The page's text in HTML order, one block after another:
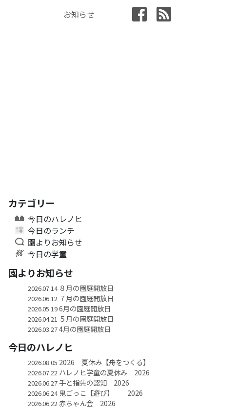
お知らせ
カテゴリー
今日のハレノヒ
今日のランチ
園よりお知らせ
今日の学童
園よりお知らせ
2026.07.14８月の園庭開放日
2026.06.12 ７月の園庭開放日
2026.05.196月の園庭開放日
2026.04.21 ５月の園庭開放日
2026.03.274月の園庭開放日
今日のハレノヒ
2026.08.05 2026 夏休み【舟をつくる】
2026.07.22 ハレノヒ学童の夏休み 2026
2026.06.27手と指先の認知 2026
2026.06.24鬼ごっこ【遊び】 2026
2026.06.22 赤ちゃん会 2026